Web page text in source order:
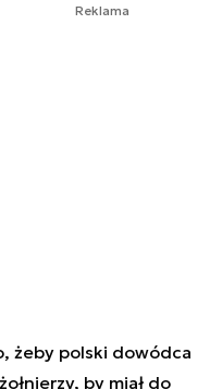
Reklama
żeby polski dowódca
by miał do